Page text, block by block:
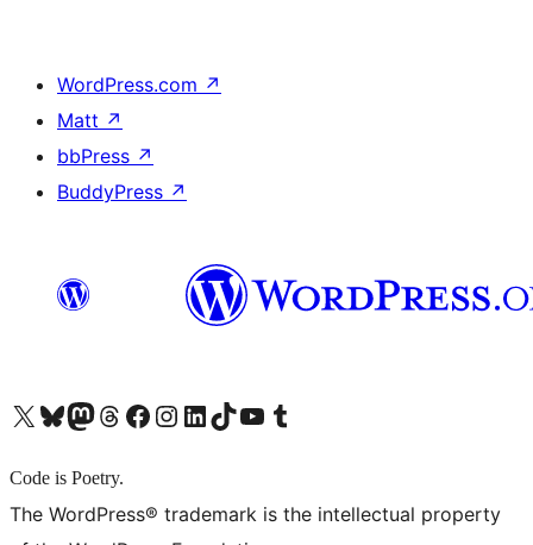
WordPress.com ↗
Matt ↗
bbPress ↗
BuddyPress ↗
X (旧 Twitter) アカウントへBluesky アカウントへMastodon アカウントへThreads アカウントへ Facebook ページへInstagram アカウントへ LinkedIn アカウントへTikTok アカウントへYouTube チャンネルへ Tumblr アカウントへ
Code is Poetry.
The WordPress® trademark is the intellectual property